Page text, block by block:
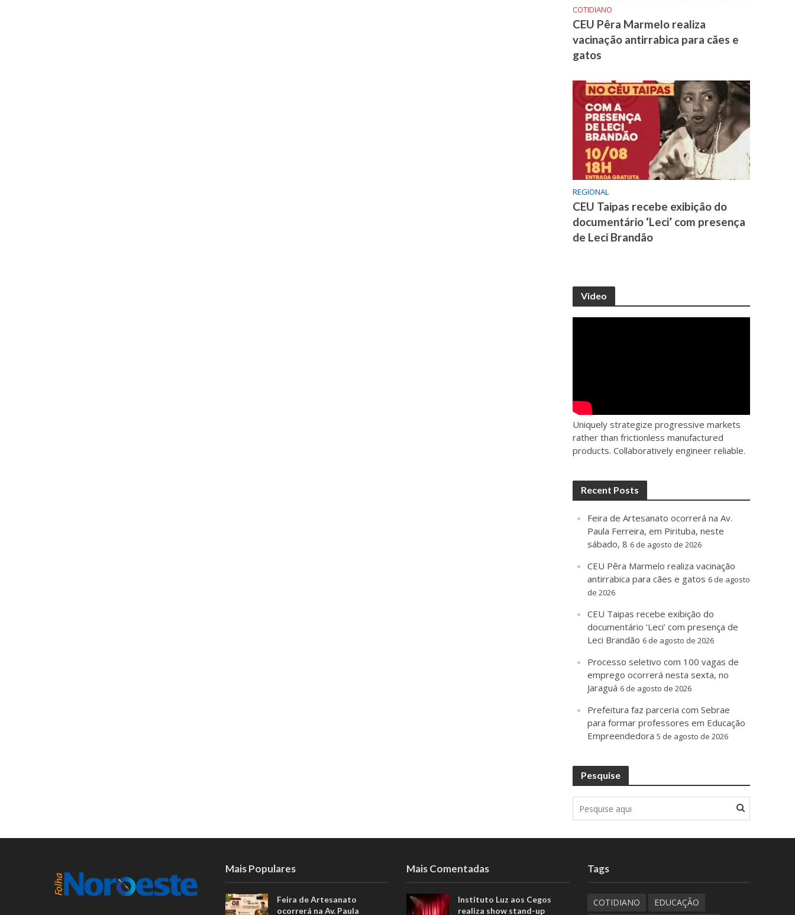
COTIDIANO
CEU Pêra Marmelo realiza
vacinação antirrabica para cães e
gatos
REGIONAL
CEU Taipas recebe exibição do
documentário ‘Leci’ com presença
de Leci Brandão
Video
Uniquely strategize progressive markets
rather than frictionless manufactured
products. Collaboratively engineer reliable.
Recent Posts
Feira de Artesanato ocorrerá na Av.
Paula Ferreira, em Pirituba, neste
sábado, 8 6 de agosto de 2026
CEU Pêra Marmelo realiza vacinação
antirrabica para cães e gatos 6 de agosto
de 2026
CEU Taipas recebe exibição do
documentário ‘Leci’ com presença de
Leci Brandão 6 de agosto de 2026
Processo seletivo com 100 vagas de
emprego ocorrerá nesta sexta, no
Jaraguá 6 de agosto de 2026
Prefeitura faz parceria com Sebrae
para formar professores em Educação
Empreendedora 5 de agosto de 2026
Pesquise
Mais Populares
Feira de Artesanato
ocorrerá na Av. Paula
Mais Comentadas
Instituto Luz aos Cegos
realiza show stand-up
Tags
COTIDIANO EDUCAÇÃO